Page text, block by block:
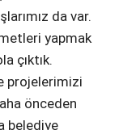
da var.
yapmak
çıktık.
projelerimizi
önceden
belediye